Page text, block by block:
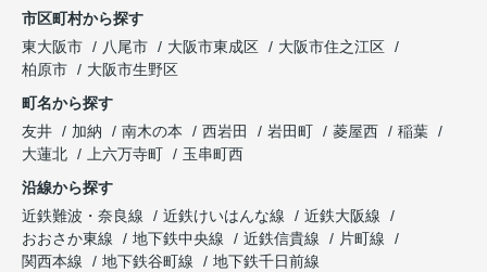
市区町村から探す
東大阪市
八尾市 大阪市東成区
大阪市住之江区
柏原市
大阪市生野区
町名から探す
友井
加納 南木の本 西岩田 岩田町 菱屋西
稲葉
大蓮北
上六万寺町
玉串町西
沿線から探す
近鉄難波・奈良線
近鉄けいはんな線
近鉄大阪線
おおさか東線
地下鉄中央線 近鉄信貴線
片町線
関西本線
地下鉄谷町線
地下鉄千日前線